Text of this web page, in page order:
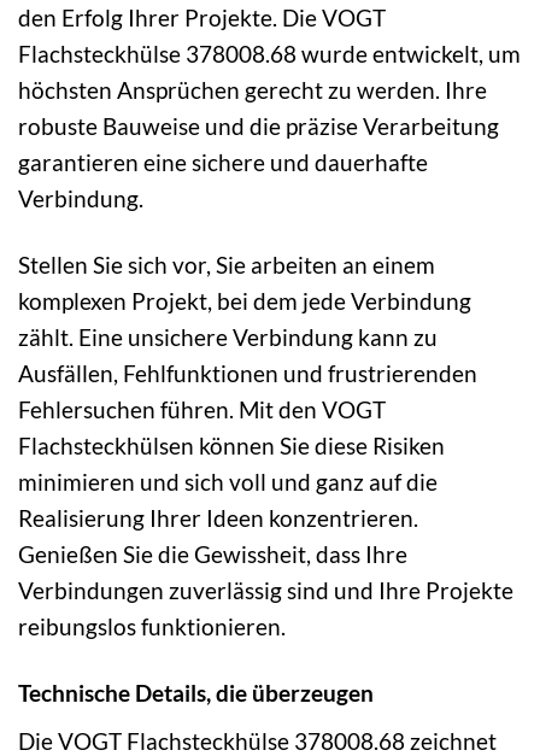
den Erfolg Ihrer Projekte. Die VOGT
Flachsteckhülse 378008.68 wurde entwickelt, um
höchsten Ansprüchen gerecht zu werden. Ihre
robuste Bauweise und die präzise Verarbeitung
garantieren eine sichere und dauerhafte
Verbindung.
Stellen Sie sich vor, Sie arbeiten an einem
komplexen Projekt, bei dem jede Verbindung
zählt. Eine unsichere Verbindung kann zu
Ausfällen, Fehlfunktionen und frustrierenden
Fehlersuchen führen. Mit den VOGT
Flachsteckhülsen können Sie diese Risiken
minimieren und sich voll und ganz auf die
Realisierung Ihrer Ideen konzentrieren.
Genießen Sie die Gewissheit, dass Ihre
Verbindungen zuverlässig sind und Ihre Projekte
reibungslos funktionieren.
Technische Details, die überzeugen
Die VOGT Flachsteckhülse 378008.68 zeichnet